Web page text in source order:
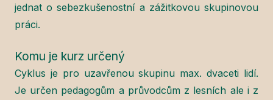
jednat o sebezkušenostní a zážitkovou skupinovou
práci.
Komu je kurz určený
Cyklus je pro uzavřenou skupinu max. dvaceti lidí.
Je určen pedagogům a průvodcům z lesních ale i z